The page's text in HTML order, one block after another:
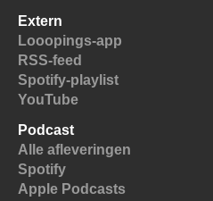
Extern
Looopings-app
RSS-feed
Spotify-playlist
YouTube
Podcast
Alle afleveringen
Spotify
Apple Podcasts